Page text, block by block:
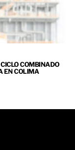
COMBINADO
EN COLIMA